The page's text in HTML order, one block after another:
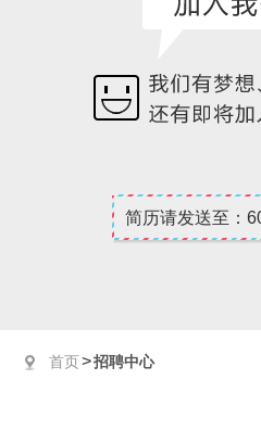
简历请发送至：
首页>招聘中心